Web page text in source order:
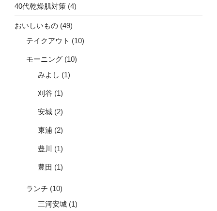
40代乾燥肌対策 (4)
おいしいもの (49)
テイクアウト (10)
モーニング (10)
みよし (1)
刈谷 (1)
安城 (2)
東浦 (2)
豊川 (1)
豊田 (1)
ランチ (10)
三河安城 (1)